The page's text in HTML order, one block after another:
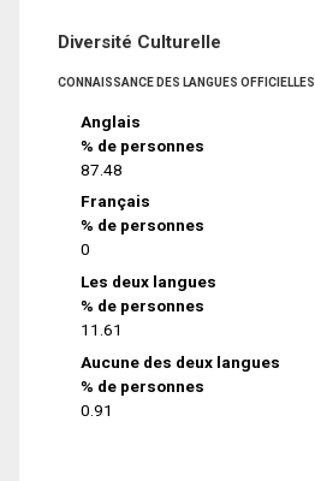
Diversité Culturelle
CONNAISSANCE DES LANGUES OFFICIELLES
Anglais
% de personnes
87.48
Français
% de personnes
0
Les deux langues
% de personnes
11.61
Aucune des deux langues
% de personnes
0.91